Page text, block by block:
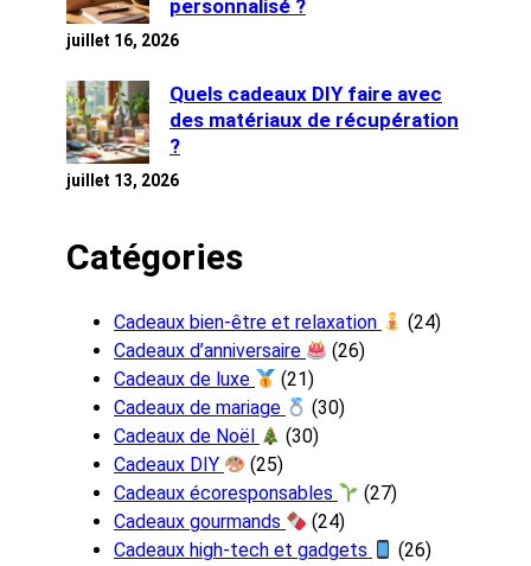
personnalisé ?
juillet 16, 2026
Quels cadeaux DIY faire avec
des matériaux de récupération
?
juillet 13, 2026
Catégories
Cadeaux bien-être et relaxation
(24)
Cadeaux d’anniversaire
(26)
Cadeaux de luxe
(21)
Cadeaux de mariage
(30)
Cadeaux de Noël
(30)
Cadeaux DIY
(25)
Cadeaux écoresponsables
(27)
Cadeaux gourmands
(24)
Cadeaux high-tech et gadgets
(26)